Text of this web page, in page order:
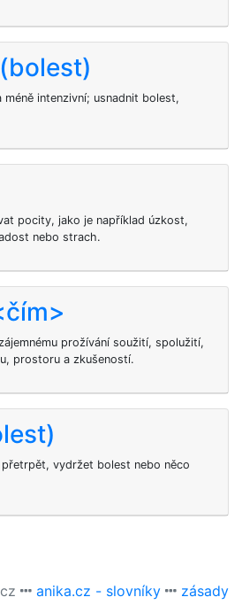
intenzivní; usnadnit bolest,
pocity, jako je například úzkost,
nebo strach.
prožívání soužití, spolužití,
prostoru a zkušeností.
vydržet bolest nebo něco
anika.cz - slovníky
zásady